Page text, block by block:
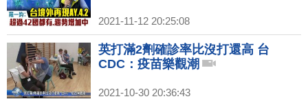
2021-11-12 20:25:08
英打滿2劑確診率比沒打還高 台
CDC：疫苗樂觀潮
2021-10-30 20:36:43